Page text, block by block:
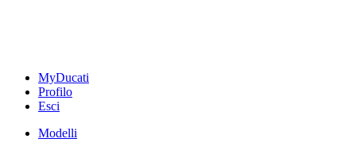
MyDucati
Profilo
Esci
Modelli